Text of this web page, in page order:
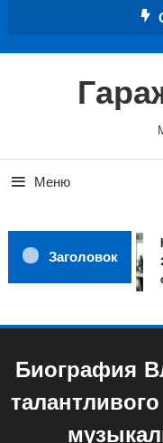
Меню
Заголовок
Биография